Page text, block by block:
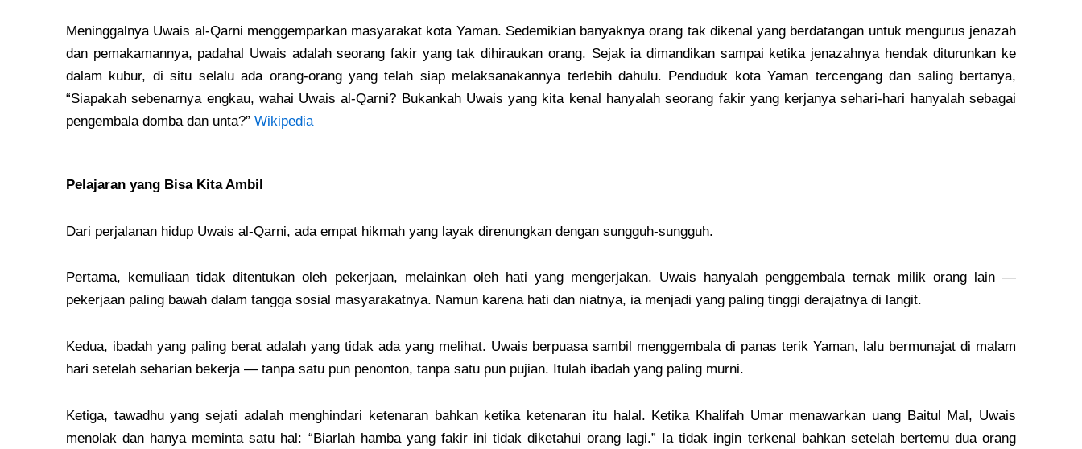
Meninggalnya Uwais al-Qarni menggemparkan masyarakat kota Yaman. Sedemikian banyaknya orang tak dikenal yang berdatangan untuk mengurus jenazah
dan pemakamannya, padahal Uwais adalah seorang fakir yang tak dihiraukan orang. Sejak ia dimandikan sampai ketika jenazahnya hendak diturunkan ke
dalam kubur, di situ selalu ada orang-orang yang telah siap melaksanakannya terlebih dahulu. Penduduk kota Yaman tercengang dan saling bertanya,
“Siapakah sebenarnya engkau, wahai Uwais al-Qarni? Bukankah Uwais yang kita kenal hanyalah seorang fakir yang kerjanya sehari-hari hanyalah sebagai
pengembala domba dan unta?” Wikipedia
Pelajaran yang Bisa Kita Ambil
Dari perjalanan hidup Uwais al-Qarni, ada empat hikmah yang layak direnungkan dengan sungguh-sungguh.
Pertama, kemuliaan tidak ditentukan oleh pekerjaan, melainkan oleh hati yang mengerjakan. Uwais hanyalah penggembala ternak milik orang lain —
pekerjaan paling bawah dalam tangga sosial masyarakatnya. Namun karena hati dan niatnya, ia menjadi yang paling tinggi derajatnya di langit.
Kedua, ibadah yang paling berat adalah yang tidak ada yang melihat. Uwais berpuasa sambil menggembala di panas terik Yaman, lalu bermunajat di malam
hari setelah seharian bekerja — tanpa satu pun penonton, tanpa satu pun pujian. Itulah ibadah yang paling murni.
Ketiga, tawadhu yang sejati adalah menghindari ketenaran bahkan ketika ketenaran itu halal. Ketika Khalifah Umar menawarkan uang Baitul Mal, Uwais
menolak dan hanya meminta satu hal: “Biarlah hamba yang fakir ini tidak diketahui orang lagi.” Ia tidak ingin terkenal bahkan setelah bertemu dua orang